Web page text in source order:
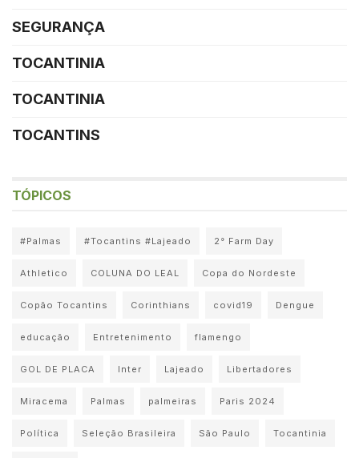
SEGURANÇA
TOCANTINIA
TOCANTINIA
TOCANTINS
TÓPICOS
#Palmas #Tocantins #Lajeado 2° Farm Day
Athletico COLUNA DO LEAL Copa do Nordeste
Copão Tocantins Corinthians covid19 Dengue
educação Entretenimento flamengo
GOL DE PLACA Inter Lajeado Libertadores
Miracema Palmas palmeiras Paris 2024
Política Seleção Brasileira São Paulo Tocantinia